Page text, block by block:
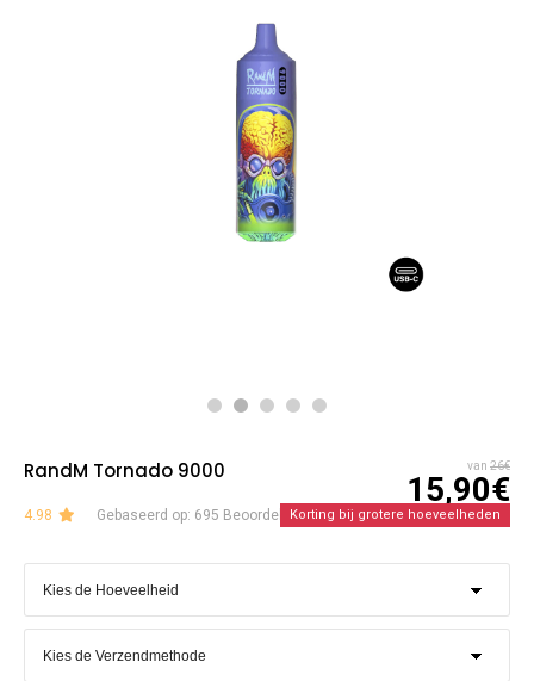
RandM Tornado 9000 van 26€
15,90€
4.98 Gebaseerd op: 695 BeoordelingenKorting bij grotere hoeveelheden